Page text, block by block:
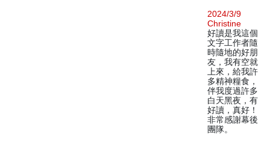
2024/3/9
Christine
好讀是我這個
文字工作者隨
時隨地的好朋
友，我有空就
上來，給我許
多精神糧食，
伴我度過許多
白天黑夜，有
好讀，真好！
非常感謝幕後
團隊。